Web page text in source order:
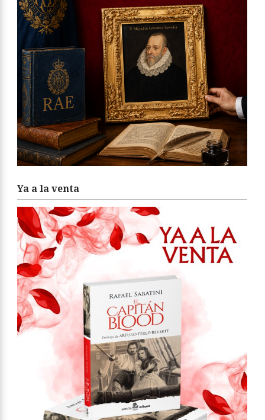
Ya a la venta